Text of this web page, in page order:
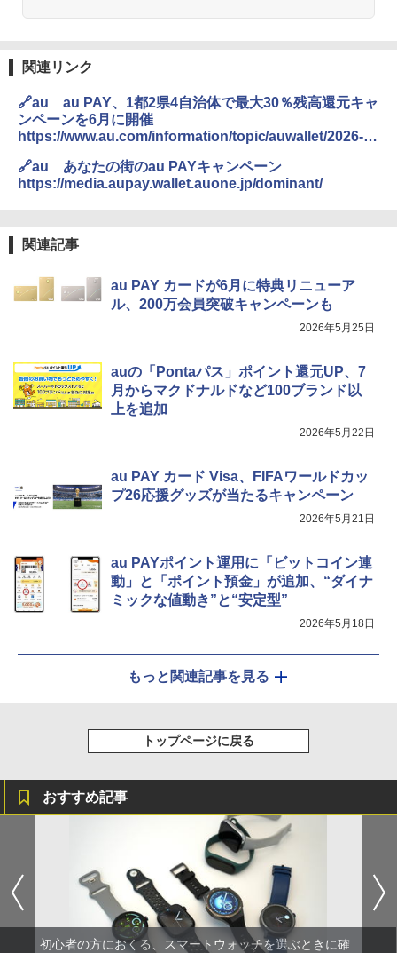
関連リンク
🔗au au PAY、1都2県4自治体で最大30％残高還元キャ
ンペーンを6月に開催
https://www.au.com/information/topic/auwallet/2026-
🔗au あなたの街のau PAYキャンペーン
https://media.aupay.wallet.auone.jp/dominant/
関連記事
au PAY カードが6月に特典リニューア
ル、200万会員突破キャンペーンも
2026年5月25日
auの「Pontaパス」ポイント還元UP、7
月からマクドナルドなど100ブランド以
上を追加
2026年5月22日
au PAY カード Visa、FIFAワールドカッ
プ26応援グッズが当たるキャンペーン
2026年5月21日
au PAYポイント運用に「ビットコイン連
動」と「ポイント預金」が追加、“ダイナ
ミックな値動き”と“安定型”
2026年5月18日
もっと関連記事を見る
トップページに戻る
おすすめ記事
初心者の方におくる、スマートウォッチを選ぶときに確